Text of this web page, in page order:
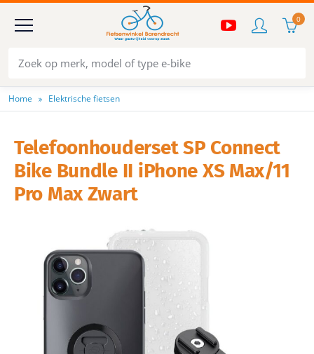
0
Home Elektrische fietsen
Telefoonhouderset SP Connect
Bike Bundle II iPhone XS Max/11
Pro Max Zwart